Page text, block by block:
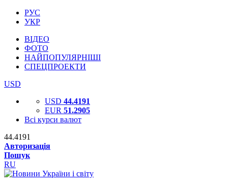
РУС
УКР
ВІДЕО
ФОТО
НАЙПОПУЛЯРНІШІ
СПЕЦПРОЕКТИ
USD
USD 44.4191
EUR 51.2905
Всі курси валют
44.4191
Авторизація
Пошук
RU